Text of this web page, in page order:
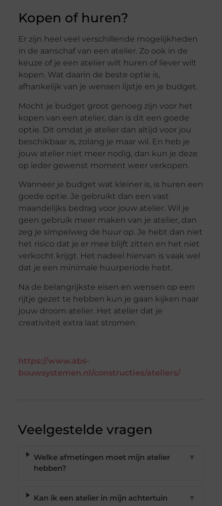
Kopen of huren?
Er zijn heel veel verschillende mogelijkheden
in de aanschaf van een atelier. Zo ook in de
keuze of je een atelier wilt huren of liever wilt
kopen. Wat daarin de beste optie is,
afhankelijk van je wensen lijstje en je budget.
Mocht je budget groot genoeg zijn voor het
kopen van een atelier, dan is dit een goede
optie. Dit omdat je atelier dan altijd voor jou
beschikbaar is, zolang je maar wil. En heb je
jouw atelier niet meer nodig, dan kun je deze
op ieder gewenst moment weer verkopen.
Wanneer je budget wat kleiner is, is huren een
goede optie. Je gebruikt dan een vast
maandelijks bedrag voor jouw atelier. Wil je
geen gebruik meer maken van je atelier, dan
zeg je simpelweg de huur op. Je hebt dan niet
het risico dat je er mee blijft zitten en het niet
verkocht krijgt. Het nadeel hiervan is vaak wel
dat je een minimale huurperiode hebt.
Na de belangrijkste eisen en wensen op een
rijtje gezet te hebben kun je gaan kijken naar
jouw droom atelier. Het atelier dat je
creativiteit extra laat stromen.
https://www.abs-
bouwsystemen.nl/constructies/ateliers/
Veelgestelde vragen
Welke afmetingen moet mijn atelier
hebben?
▼
Kan ik een atelier in mijn achtertuin
▼